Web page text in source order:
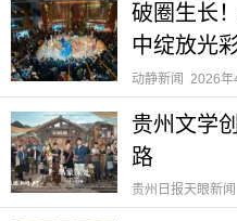
破圈生长
中绽放光
动静新闻 2026
贵州文学
路
贵州日报天眼新闻